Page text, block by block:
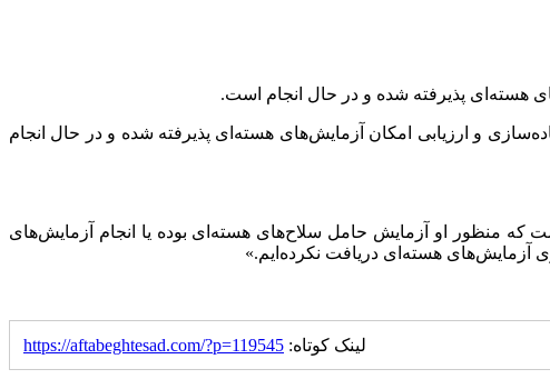
هسته‌ای پذیرفته شده و در حال انجام است.
و ارزیابی امکان آزمایش‌های هسته‌ای پذیرفته شده و در حال انجام
که منظور او آزمایش حامل سلاح‌های هسته‌ای بوده یا انجام آزمایش‌های
آزمایش‌های هسته‌ای دریافت نکرده‌ایم.»
لینک کوتاه: https://aftabeghtesad.com/?p=119545